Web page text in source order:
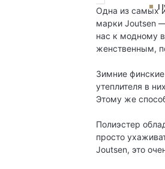
Одна из самых
марки Joutsen
нас к модному
женственным,
Зимние
утеплителя в
Этому же
Полиэстер
просто
Joutsen, это